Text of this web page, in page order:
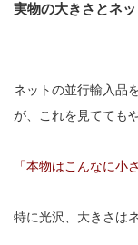
実物の大きさとネ
ネットの並行輸入品
が、これを見てても
「本物はこんなに小
特に光沢、大きさは